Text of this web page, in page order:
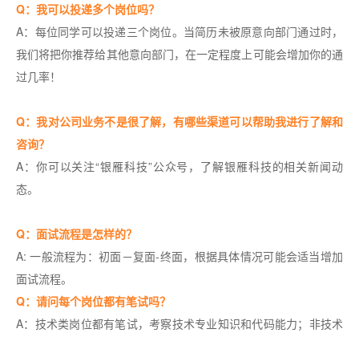
Q：我可以投递多个岗位吗？
A：每位同学可以投递三个岗位。当简历未被原意向部门通过时，
我们将把你推荐给其他意向部门，在一定程度上可能会增加你的通
过几率！
Q：我对公司业务不是很了解，有哪些渠道可以帮助我进行了解和
咨询？
A：你可以关注“银雁科技”公众号，了解银雁科技的相关新闻动
态。
Q：面试流程是怎样的？
A: 一般流程为：初面－复面-终面，根据具体情况可能会适当增加
面试流程。
Q：请问每个岗位都有笔试吗？
A：技术类岗位都有笔试，考察技术专业知识和代码能力；非技术